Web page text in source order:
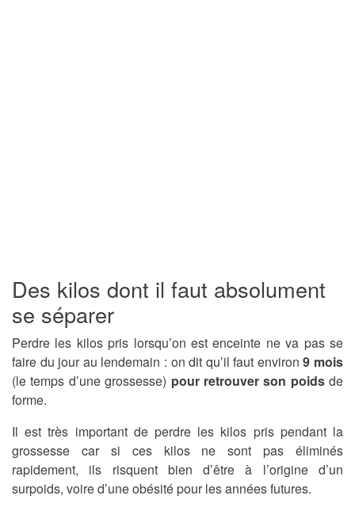
Des kilos dont il faut absolument
se séparer
Perdre les kilos pris lorsqu’on est enceinte ne va pas se
faire du jour au lendemain : on dit qu’il faut environ9 mois
(le temps d’une grossesse) pour retrouver son poidsde
forme.
Il est très important de perdre les kilos pris pendant la
grossesse car si ces kilos ne sont pas éliminés
rapidement, ils risquent bien d’être à l’origine d’un
surpoids, voire d’une obésité pour les années futures.